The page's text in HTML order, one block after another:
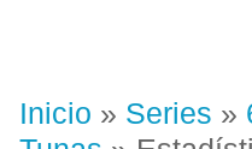
Inicio » Series »